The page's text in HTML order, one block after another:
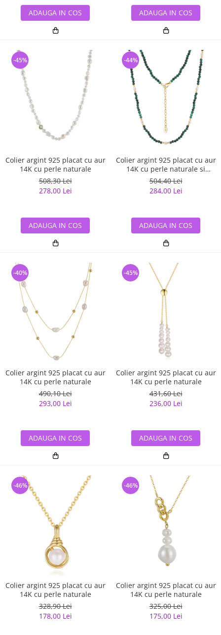
ADAUGA IN COS ADAUGA IN COS
Colier argint 925 placat cu aur
14K cu perle naturale
508,30 Lei
278,00 Lei
-45%
ADAUGA IN COS
Colier argint 925 placat cu aur
14K cu perle naturale si
malachit natural
504,40 Lei
284,00 Lei
-44%
ADAUGA IN COS
Colier argint 925 placat cu aur
14K cu perle naturale
490,10 Lei
293,00 Lei
-40%
ADAUGA IN COS
Colier argint 925 placat cu aur
14K cu perle naturale
431,60 Lei
236,00 Lei
-45%
ADAUGA IN COS
Colier argint 925 placat cu aur
14K cu perle naturale
328,90 Lei
178,00 Lei
-46%
Colier argint 925 placat cu aur
14K cu perle naturale
325,00 Lei
175,00 Lei
-46%